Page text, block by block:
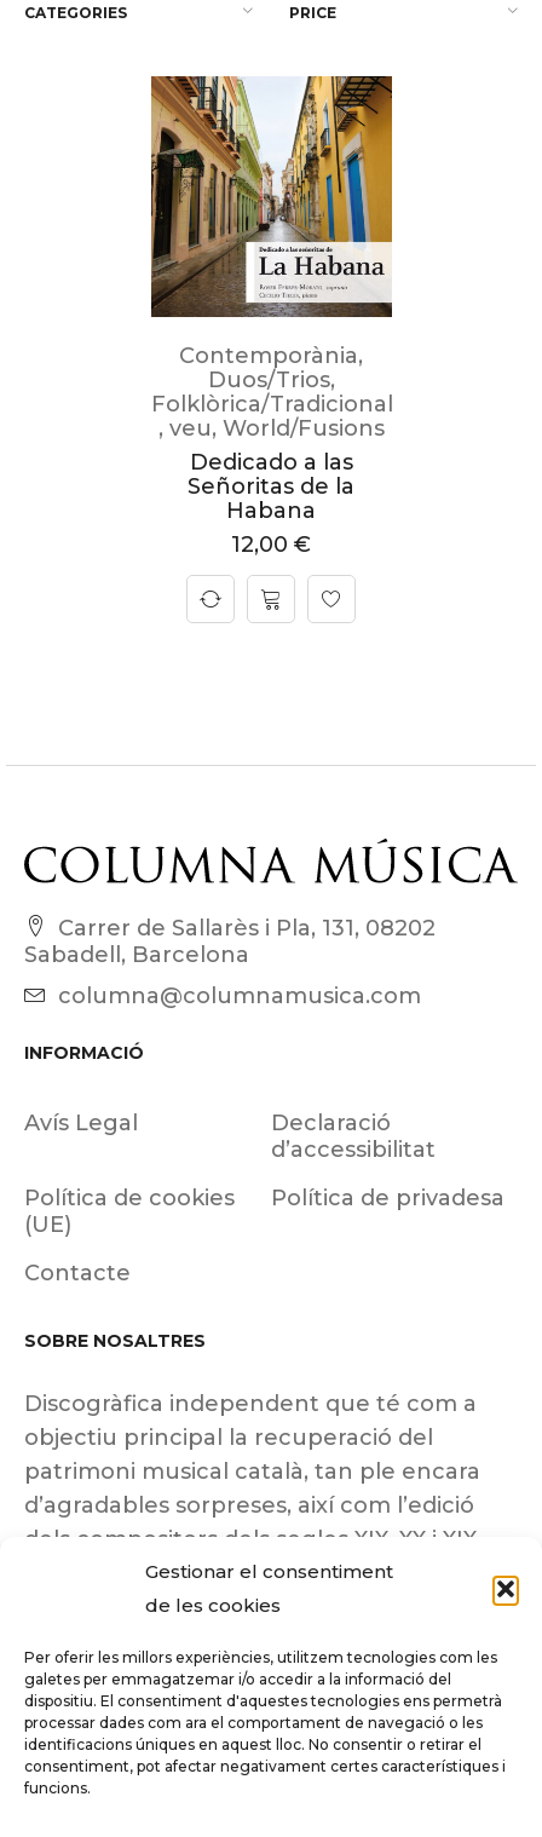
Gestionar el consentiment
de les cookies
Per oferir les millors experiències, utilitzem tecnologies com les
galetes per emmagatzemar i/o accedir a la informació del
dispositiu. El consentiment d'aquestes tecnologies ens permetrà
processar dades com ara el comportament de navegació o les
identificacions úniques en aquest lloc. No consentir o retirar el
consentiment, pot afectar negativament certes característiques i
funcions.
CATEGORIES PRICE
Contemporània,
Duos/Trios,
Folklòrica/Tradicional
, veu, World/Fusions
Dedicado a las
Señoritas de la
Habana
12,00 €
Carrer de Sallarès i Pla, 131, 08202
Sabadell, Barcelona
columna@columnamusica.com
INFORMACIÓ
Avís Legal
Declaració
d’accessibilitat
Política de cookies
(UE)
Política de privadesa
Contacte
SOBRE NOSALTRES
Discogràfica independent que té com a
objectiu principal la recuperació del
patrimoni musical català, tan ple encara
d’agradables sorpreses, així com l’edició
dels compositors dels segles XIX, XX i XIX
insuficientment coneguts.
Tots els drets reservats a ©Columna
Música.